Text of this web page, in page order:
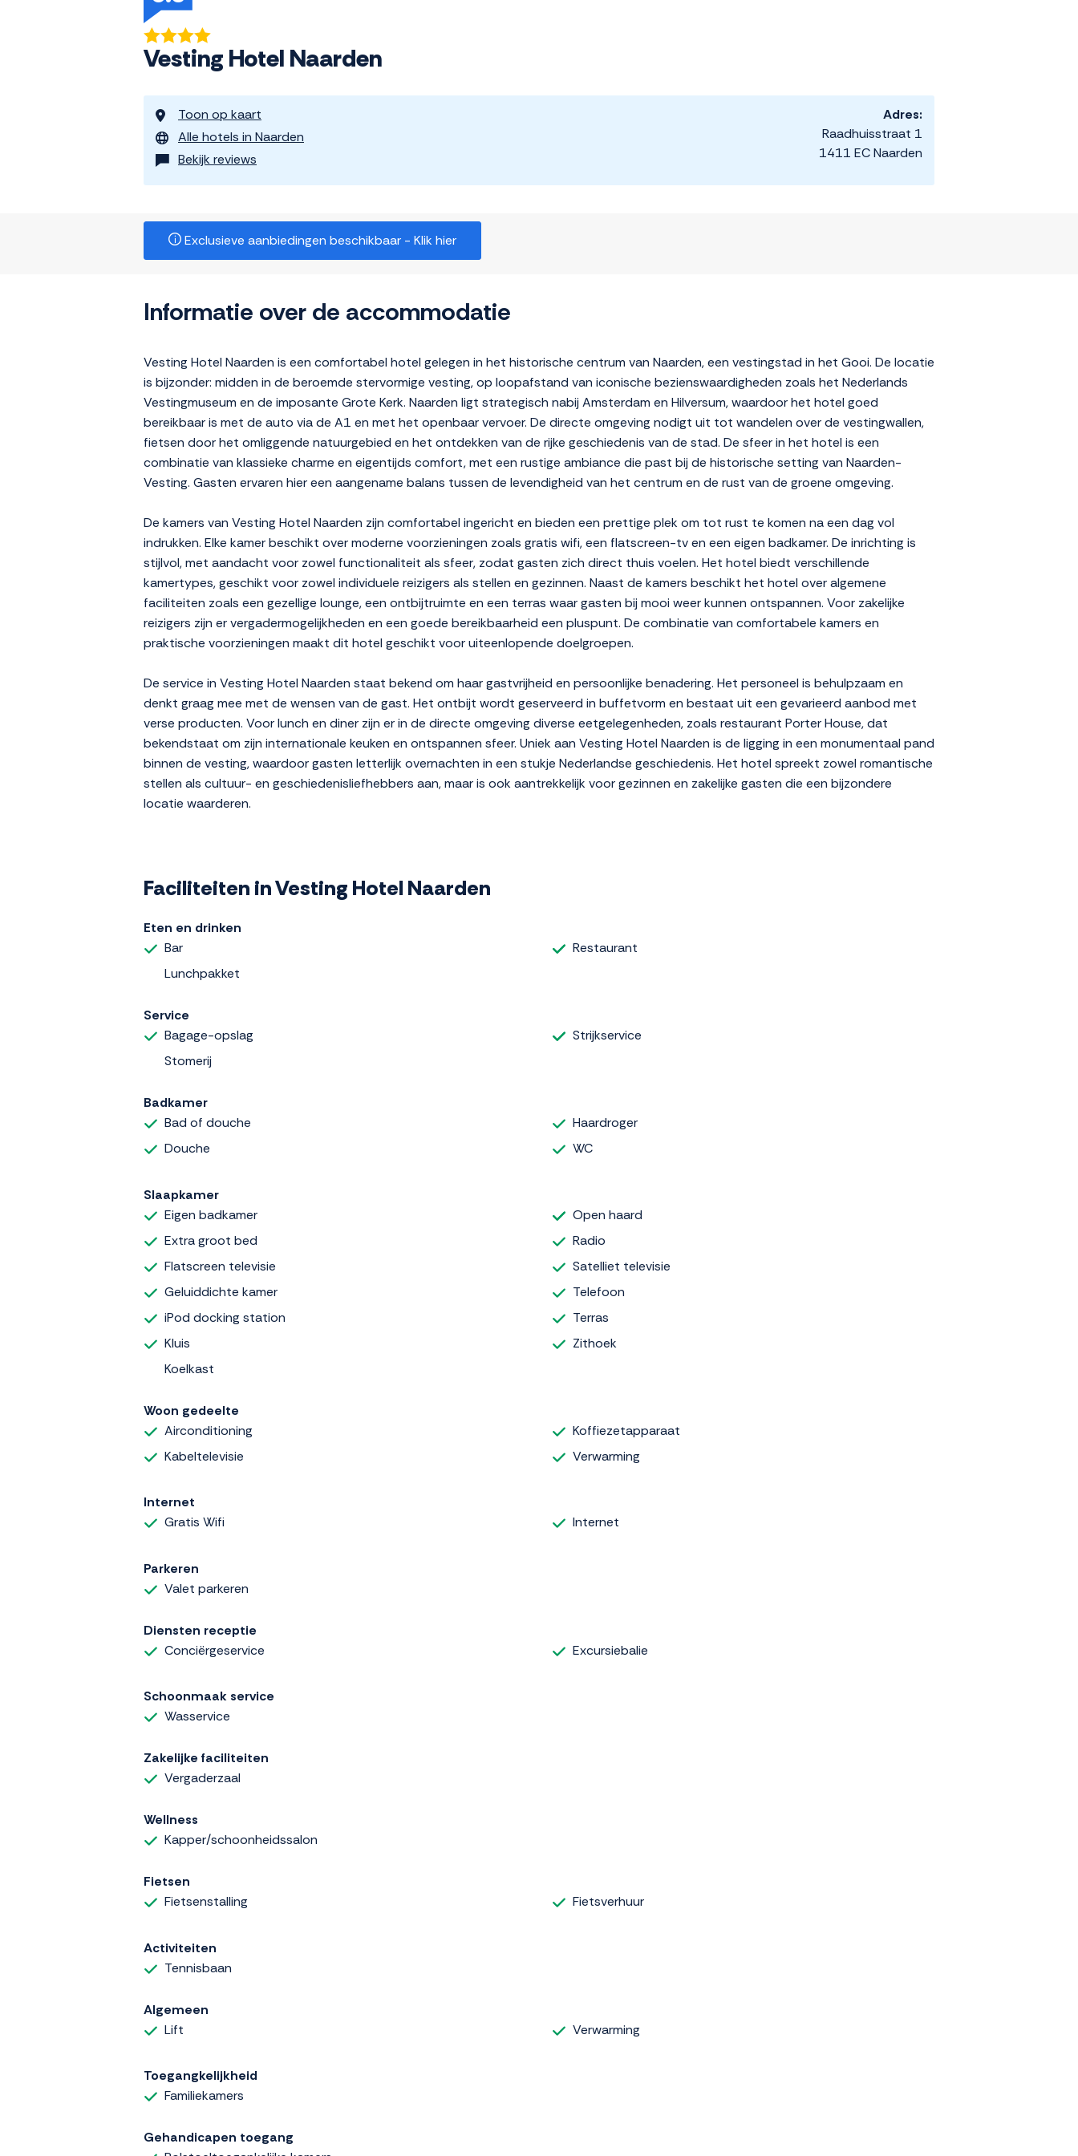
Vesting Hotel Naarden
Toon op kaart
Alle hotels in Naarden
Bekijk reviews
Adres:
Raadhuisstraat 1
1411 EC Naarden
Exclusieve aanbiedingen beschikbaar - Klik hier
Informatie over de accommodatie
Vesting Hotel Naarden is een comfortabel hotel gelegen in het historische centrum van Naarden, een vestingstad in het Gooi. De locatie
is bijzonder: midden in de beroemde stervormige vesting, op loopafstand van iconische bezienswaardigheden zoals het Nederlands
Vestingmuseum en de imposante Grote Kerk. Naarden ligt strategisch nabij Amsterdam en Hilversum, waardoor het hotel goed
bereikbaar is met de auto via de A1 en met het openbaar vervoer. De directe omgeving nodigt uit tot wandelen over de vestingwallen,
fietsen door het omliggende natuurgebied en het ontdekken van de rijke geschiedenis van de stad. De sfeer in het hotel is een
combinatie van klassieke charme en eigentijds comfort, met een rustige ambiance die past bij de historische setting van Naarden-
Vesting. Gasten ervaren hier een aangename balans tussen de levendigheid van het centrum en de rust van de groene omgeving.
De kamers van Vesting Hotel Naarden zijn comfortabel ingericht en bieden een prettige plek om tot rust te komen na een dag vol
indrukken. Elke kamer beschikt over moderne voorzieningen zoals gratis wifi, een flatscreen-tv en een eigen badkamer. De inrichting is
stijlvol, met aandacht voor zowel functionaliteit als sfeer, zodat gasten zich direct thuis voelen. Het hotel biedt verschillende
kamertypes, geschikt voor zowel individuele reizigers als stellen en gezinnen. Naast de kamers beschikt het hotel over algemene
faciliteiten zoals een gezellige lounge, een ontbijtruimte en een terras waar gasten bij mooi weer kunnen ontspannen. Voor zakelijke
reizigers zijn er vergadermogelijkheden en een goede bereikbaarheid een pluspunt. De combinatie van comfortabele kamers en
praktische voorzieningen maakt dit hotel geschikt voor uiteenlopende doelgroepen.
De service in Vesting Hotel Naarden staat bekend om haar gastvrijheid en persoonlijke benadering. Het personeel is behulpzaam en
denkt graag mee met de wensen van de gast. Het ontbijt wordt geserveerd in buffetvorm en bestaat uit een gevarieerd aanbod met
verse producten. Voor lunch en diner zijn er in de directe omgeving diverse eetgelegenheden, zoals restaurant Porter House, dat
bekendstaat om zijn internationale keuken en ontspannen sfeer. Uniek aan Vesting Hotel Naarden is de ligging in een monumentaal pand
binnen de vesting, waardoor gasten letterlijk overnachten in een stukje Nederlandse geschiedenis. Het hotel spreekt zowel romantische
stellen als cultuur- en geschiedenisliefhebbers aan, maar is ook aantrekkelijk voor gezinnen en zakelijke gasten die een bijzondere
locatie waarderen.
Faciliteiten in Vesting Hotel Naarden
Eten en drinken
Bar
Lunchpakket
Restaurant
Service
Bagage-opslag
Stomerij
Strijkservice
Badkamer
Bad of douche
Douche
Haardroger
WC
Slaapkamer
Eigen badkamer
Extra groot bed
Flatscreen televisie
Geluiddichte kamer
iPod docking station
Kluis
Koelkast
Open haard
Radio
Satelliet televisie
Telefoon
Terras
Zithoek
Woon gedeelte
Airconditioning
Kabeltelevisie
Koffiezetapparaat
Verwarming
Internet
Gratis Wifi
Internet
Parkeren
Valet parkeren
Diensten receptie
Conciërgeservice
Excursiebalie
Schoonmaak service
Wasservice
Zakelijke faciliteiten
Vergaderzaal
Wellness
Kapper/schoonheidssalon
Fietsen
Fietsenstalling
Fietsverhuur
Activiteiten
Tennisbaan
Algemeen
Lift
Verwarming
Toegangkelijkheid
Familiekamers
Gehandicapen toegang